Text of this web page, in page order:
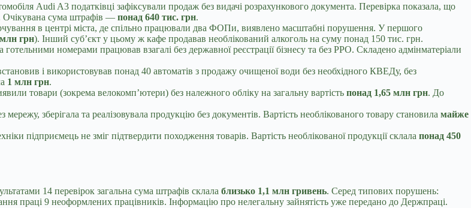
Audi A3 податківці зафіксували продаж без видачі розрахункового документа. Перевірка показала, що
Очікувана сума штрафів — понад 640 тис. грн.
в центрі міста, де спільно працювали два ФОПи, виявлено масштабні порушення. У першого
грн). Інший суб’єкт у цьому ж кафе продавав необлікований алкоголь на суму понад 150 тис. грн.
номерами працював взагалі без державної реєстрації бізнесу та без РРО. Складено адмінматеріали
і використовував понад 40 автоматів з продажу очищеної води без необхідного КВЕДу, без
1 млн грн.
товари (зокрема велокомп’ютери) без належного обліку на загальну вартість понад 1,65 млн грн. До
зберігала та реалізовувала продукцію без документів. Вартість необлікованого товару становила майже
підприємець не зміг підтвердити походження товарів. Вартість необлікованої продукції склала понад 450
14 перевірок загальна сума штрафів склала близько 1,1 млн гривень. Серед типових порушень:
праці 9 неоформлених працівників. Інформацію про нелегальну зайнятість уже передано до Держпраці.